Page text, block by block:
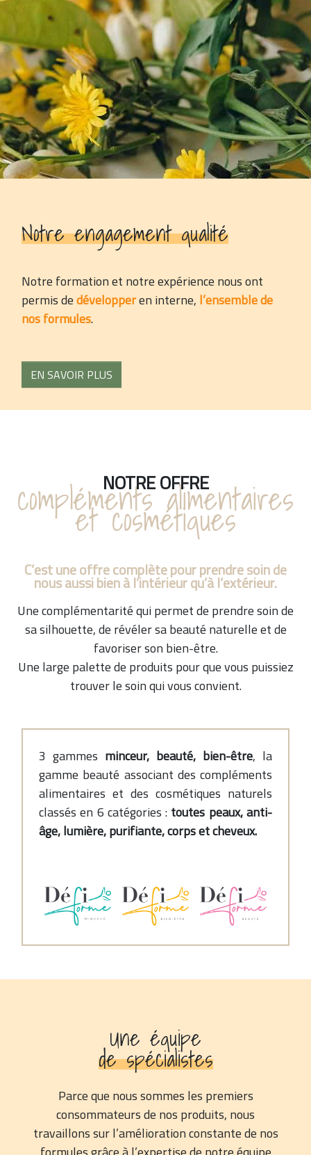
Notre engagement qualité
Notre formation et notre expérience nous ont
permis dedévelopperen interne, l’ensemble de
nos formules.
EN SAVOIR PLUS
NOTRE OFFRE
compléments alimentaires
et cosmétiques
C’est une offre complète pour prendre soin de
nous aussi bien à l’intérieur qu’à l’extérieur.
Une complémentarité qui permet de prendre soin de
sa silhouette, de révéler sa beauté naturelle et de
favoriser son bien-être.
Une large palette de produits pour que vous puissiez
trouver le soin qui vous convient.
3 gammes minceur, beauté, bien-être, la
gamme beauté associant des compléments
alimentaires et des cosmétiques naturels
classés en 6 catégories : toutes peaux, anti-
âge, lumière, purifiante, corps et cheveux.
Une équipe
de spécialistes
Parce que nous sommes les premiers
consommateurs de nos produits, nous
travaillons sur l’amélioration constante de nos